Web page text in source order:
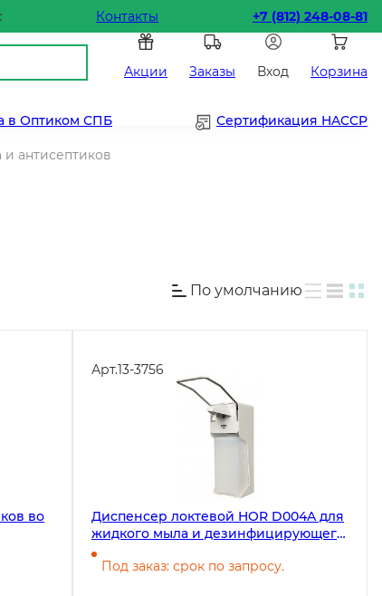
Контакты +7 (812) 248-08-81
Акции Заказы Вход Корзина
в Оптиком СПБ Сертификация HACCP
антисептиков
По умолчанию
во
Арт.13-3756
Диспенсер локтевой HOR D004A для
жидкого мыла и дезинфицирующего
средства, 1 литр, пластик
Под заказ: срок по запросу.